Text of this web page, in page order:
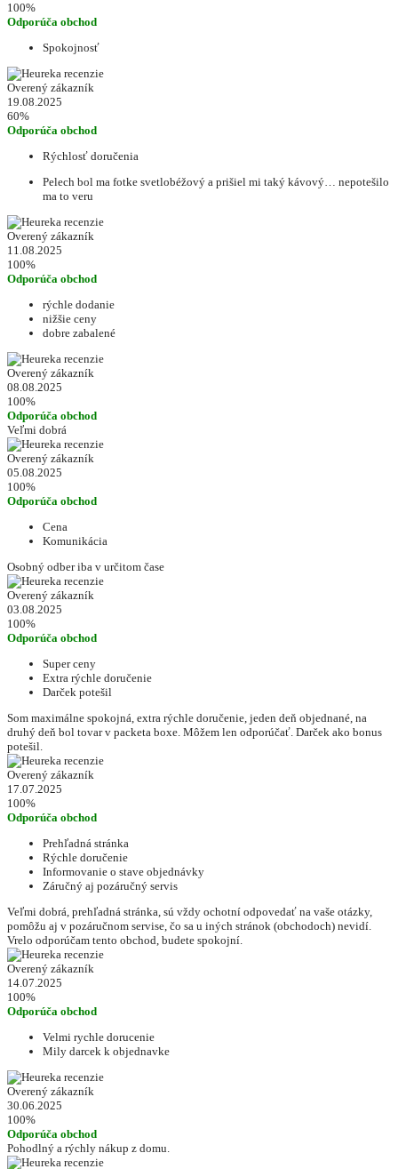
100%
Odporúča obchod
Spokojnosť
Overený zákazník
19.08.2025
60%
Odporúča obchod
Rýchlosť doručenia
Pelech bol ma fotke svetlobéžový a prišiel mi taký kávový… nepotešilo
ma to veru
Overený zákazník
11.08.2025
100%
Odporúča obchod
rýchle dodanie
nižšie ceny
dobre zabalené
Overený zákazník
08.08.2025
100%
Odporúča obchod
Veľmi dobrá
Overený zákazník
05.08.2025
100%
Odporúča obchod
Cena
Komunikácia
Osobný odber iba v určitom čase
Overený zákazník
03.08.2025
100%
Odporúča obchod
Super ceny
Extra rýchle doručenie
Darček potešil
Som maximálne spokojná, extra rýchle doručenie, jeden deň objednané, na
druhý deň bol tovar v packeta boxe. Môžem len odporúčať. Darček ako bonus
potešil.
Overený zákazník
17.07.2025
100%
Odporúča obchod
Prehľadná stránka
Rýchle doručenie
Informovanie o stave objednávky
Záručný aj pozáručný servis
Veľmi dobrá, prehľadná stránka, sú vždy ochotní odpovedať na vaše otázky,
pomôžu aj v pozáručnom servise, čo sa u iných stránok (obchodoch) nevidí.
Vrelo odporúčam tento obchod, budete spokojní.
Overený zákazník
14.07.2025
100%
Odporúča obchod
Velmi rychle dorucenie
Mily darcek k objednavke
Overený zákazník
30.06.2025
100%
Odporúča obchod
Pohodlný a rýchly nákup z domu.